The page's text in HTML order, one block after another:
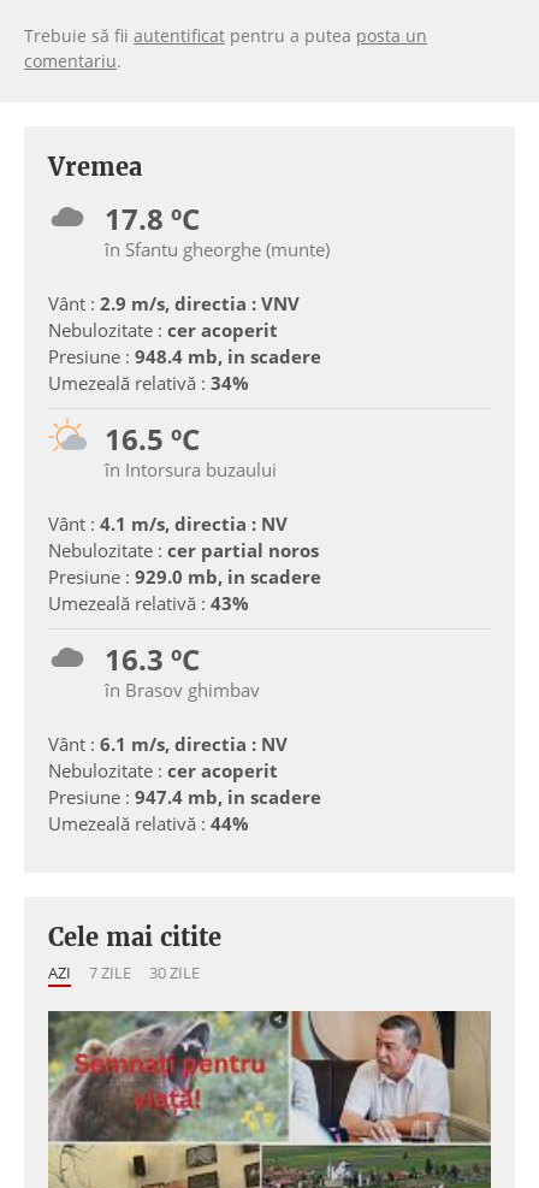
Trebuie să fii autentificat pentru a putea posta un
comentariu.
Vremea
17.8 ºC
în Sfantu gheorghe (munte)
Vânt : 2.9 m/s, directia : VNV
Nebulozitate : cer acoperit
Presiune : 948.4 mb, in scadere
Umezeală relativă : 34%
16.5 ºC
în Intorsura buzaului
Vânt : 4.1 m/s, directia : NV
Nebulozitate : cer partial noros
Presiune : 929.0 mb, in scadere
Umezeală relativă : 43%
16.3 ºC
în Brasov ghimbav
Vânt : 6.1 m/s, directia : NV
Nebulozitate : cer acoperit
Presiune : 947.4 mb, in scadere
Umezeală relativă : 44%
Cele mai citite
AZI 7 ZILE 30 ZILE